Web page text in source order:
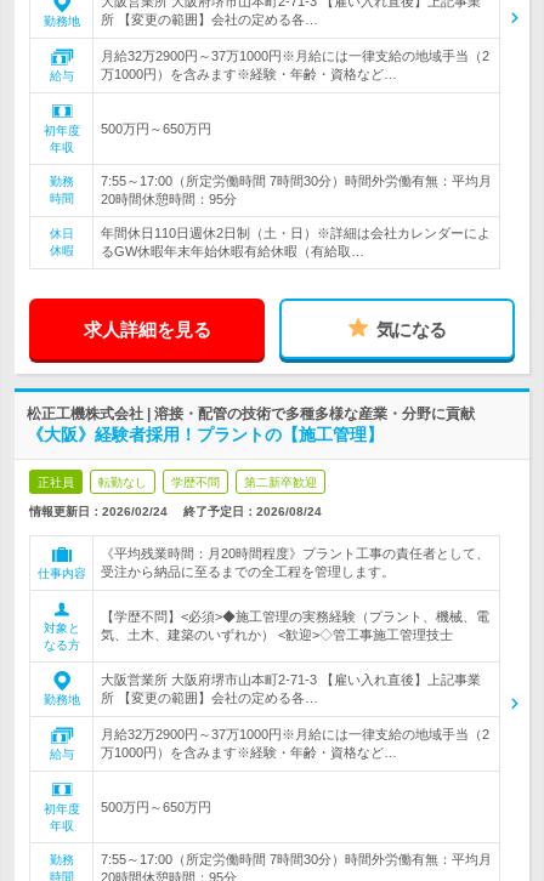
勤務地
所 【変更の範囲】会社の定める各…
給与
月給32万2900円～37万1000円※月給には一律支給の地域手当（2
万1000円）を含みます※経験・年齢・資格など…
初年度
年収
500万円～650万円
勤務
時間
7:55～17:00（所定労働時間 7時間30分）時間外労働有無：平均月
20時間休憩時間：95分
休日
休暇
年間休日110日週休2日制（土・日）※詳細は会社カレンダーによ
るGW休暇年末年始休暇有給休暇（有給取…
求人詳細を見る 気になる
松正工機株式会社 | 溶接・配管の技術で多種多様な産業・分野に貢献
《大阪》経験者採用！プラントの【施工管理】
正社員 転勤なし 学歴不問 第二新卒歓迎
情報更新日：2026/02/24 終了予定日： 2026/08/24
仕事内容
《平均残業時間：月20時間程度》プラント工事の責任者として、
受注から納品に至るまでの全工程を管理します。
対象と
なる方
【学歴不問】<必須>◆施工管理の実務経験（プラント、機械、電
気、土木、建築のいずれか） <歓迎>◇管工事施工管理技士
勤務地
大阪営業所 大阪府堺市山本町2-71-3 【雇い入れ直後】上記事業
所 【変更の範囲】会社の定める各…
給与
月給32万2900円～37万1000円※月給には一律支給の地域手当（2
万1000円）を含みます※経験・年齢・資格など…
初年度
年収
500万円～650万円
勤務
時間
7:55～17:00（所定労働時間 7時間30分）時間外労働有無：平均月
20時間休憩時間：95分